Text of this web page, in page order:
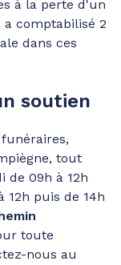
à la perte d'un
comptabilisé 2
dans ces
soutien
tout
de 09h à 12h
12h puis de 14h
toute
nous au